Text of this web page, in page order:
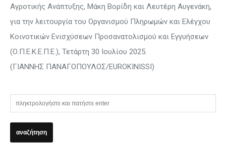
Αγροτικής Ανάπτυξης, Μάκη Βορίδη και Λευτέρη Αυγενάκη,
για την λειτουργία του Οργανισμού Πληρωμών και Ελέγχου
Κοινοτικών Ενισχύσεων Προσανατολισμού και Εγγυήσεων
(Ο.Π.Ε.Κ.Ε.Π.Ε.), Τετάρτη 30 Ιουλίου 2025.
(ΓΙΑΝΝΗΣ ΠΑΝΑΓΟΠΟΥΛΟΣ/EUROKINISSI)